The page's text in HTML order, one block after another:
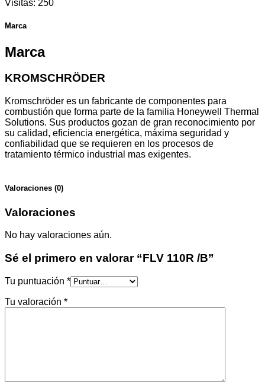
Visitas: 250
Marca
Marca
KROMSCHRÖDER
Kromschröder es un fabricante de componentes para
combustión que forma parte de la familia Honeywell Thermal
Solutions. Sus productos gozan de gran reconocimiento por
su calidad, eficiencia energética, máxima seguridad y
confiabilidad que se requieren en los procesos de
tratamiento térmico industrial mas exigentes.
Valoraciones (0)
Valoraciones
No hay valoraciones aún.
Sé el primero en valorar “FLV 110R /B”
Tu puntuación *
Tu valoración *